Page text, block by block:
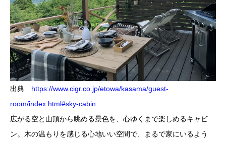
出典 https://www.cigr.co.jp/etowa/kasama/guest-
room/index.html#sky-cabin
広がる空と山頂から眺める景色を、心ゆくまで楽しめるキャビ
ン。木の温もりを感じる心地いい空間で、まるで家にいるよう